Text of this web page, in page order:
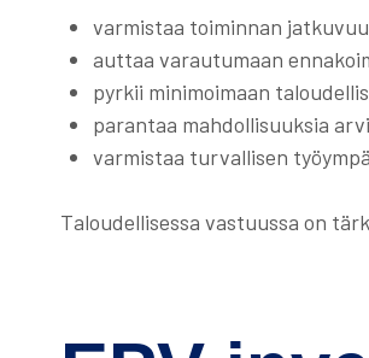
varmistaa toiminnan
auttaa varautumaan
pyrkii minimoimaan
parantaa mahdollisuuksia
varmistaa turvallisen
Taloudellisessa vastuussa on